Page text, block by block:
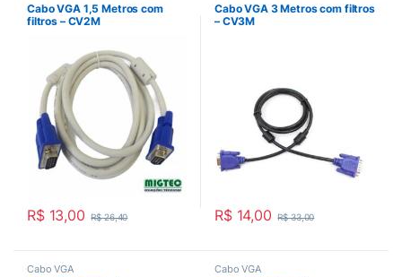
Cabo VGA 1,5 Metros com
filtros – CV2M
R$13,00 R$26,40
Cabo VGA 3 Metros com filtros
– CV3M
R$14,00 R$33,00
Cabo VGA Cabo VGA